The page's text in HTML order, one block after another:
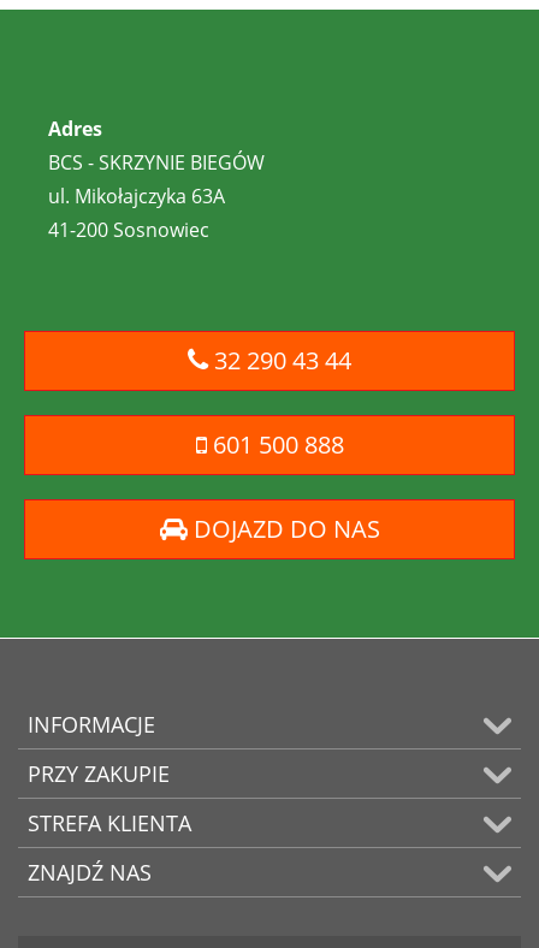
Adres
BCS - SKRZYNIE BIEGÓW
ul. Mikołajczyka 63A
41-200 Sosnowiec
32 290 43 44
601 500 888
DOJAZD DO NAS
INFORMACJE
PRZY ZAKUPIE
STREFA KLIENTA
ZNAJDŹ NAS